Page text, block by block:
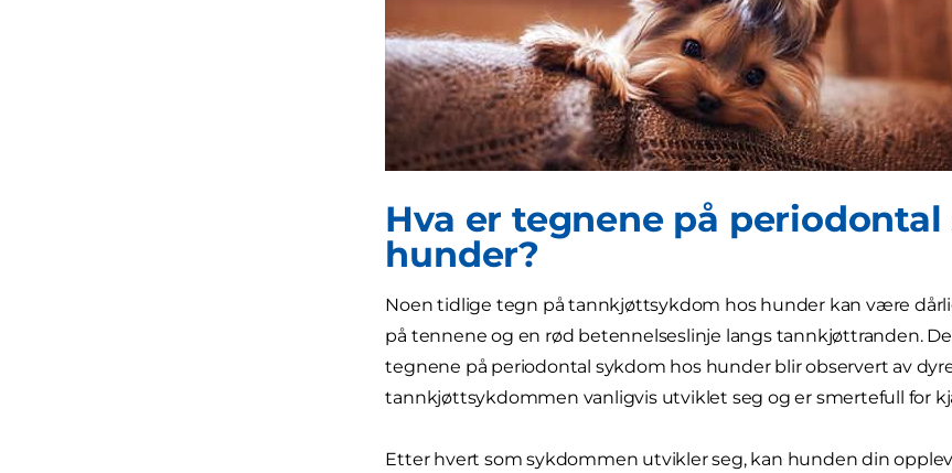
Hva er tegnene på
hunder?
Noen tidlige tegn på tannkjøttsykdom hos hunder kan være
på tennene og en rød betennelseslinje langs tannkjøttranden.
tegnene på periodontal sykdom hos hunder blir observert av
tannkjøttsykdommen vanligvis utviklet seg og er smertefull for
Etter hvert som sykdommen utvikler seg, kan hunden din